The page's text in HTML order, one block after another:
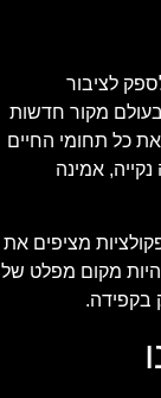
לציבור
מקור חדשות
את כל תחומי החיים
אמינה
מציפים את
מחויבים להיות מקום מפלט של
בקפידה.